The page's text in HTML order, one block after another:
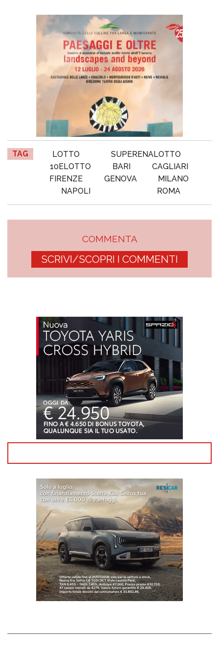
TAG LOTTO
SUPERENALOTTO
10ELOTTO
BARI
CAGLIARI
FIRENZE
GENOVA
MILANO
NAPOLI
ROMA
COMMENTA
SCRIVI/SCOPRI I COMMENTI